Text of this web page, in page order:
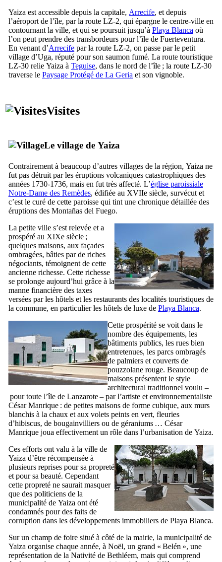
Yaiza est accessible depuis la capitale, Arrecife, et depuis
l’aéroport de l’île, par la route LZ-2, qui épargne le centre-ville en
contournant la ville, et qui se poursuit jusqu’à Playa Blanca où
l’on peut prendre des transbordeurs pour l’île de Fuerteventura.
En venant d’Arrecife par la route LZ-2, on passe par le petit
village d’Uga, réputé pour son saumon fumé. La route touristique
LZ-30 relie Yaiza à Teguise, dans le nord de l’île ; la route LZ-30
traverse le Paysage Protégé de La Geria et son vignoble.
Visites
Le village de Yaiza
Contrairement à beaucoup d’autres villages de la région, Yaiza ne
fut pas détruit par les éruptions volcaniques catastrophiques des
années 1730-1736, mais en fut très affecté. L’église paroissiale
Notre-Dame des Remèdes, édifiée au XVIIe siècle, survécut et
c’est le curé de cette paroisse qui tint une chronique détaillée des
éruptions des Montañas del Fuego.
La petite ville s’est relevée et a
prospéré au XIXe siècle ;
quelques maisons, aux façades
ombragées, bâties par de riches
négociants, témoignent de cette
ancienne richesse. Cette richesse
se prolonge aujourd’hui grâce à la
manne financière des taxes
versées par les hôtels et les restaurants des localités touristiques de
la commune, en particulier les hôtels de luxe de Playa Blanca.
Cette prospérité se voit dans le
nombre des équipements, les
bâtiments publics, les rues bien
entretenues, les parcs ombragés
de palmiers et couverts de
pouzzolane rouge. Beaucoup de
maisons présentent le style
architectural traditionnel voulu –
pour toute l’île de Lanzarote– par l’artiste et environnementaliste
César Manrique : de petites maisons de forme cubique, aux murs
blanchis à la chaux et aux volets peints en vert, fleuries
d’hibiscus, de bougainvilliers ou de géraniums … César
Manrique joua effectivement un rôle dans l’urbanisation de Yaiza.
Ces efforts ont valu à la ville de
Yaiza d’être récompensée à
plusieurs reprises pour sa propreté
et pour sa beauté. Cependant
cette propreté ne saurait masquer
que des politiciens de la
municipalité de Yaiza ont été
condamnés pour des faits de
corruption dans les développements immobiliers de Playa Blanca.
Sur un champ de foire situé à côté de la mairie, la municipalité de
Yaiza organise chaque année, à Noël, un grand « Belén », une
représentation de la Nativité de Bethléem, mais qui comprend